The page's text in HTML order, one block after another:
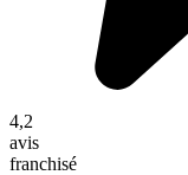
4,2
avis
franchisé